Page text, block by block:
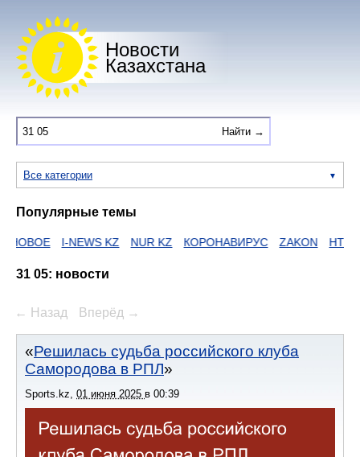
Новости
Казахстана
Все категории
Популярные темы
I-NEWS KZ NUR KZ КОРОНАВИРУС ZAKON HTTPS
31 05: новости
← Назад Вперёд →
Решилась судьба российского клуба
Самородова в РПЛ
Sports.kz, 01 июня 2025 в 00:39